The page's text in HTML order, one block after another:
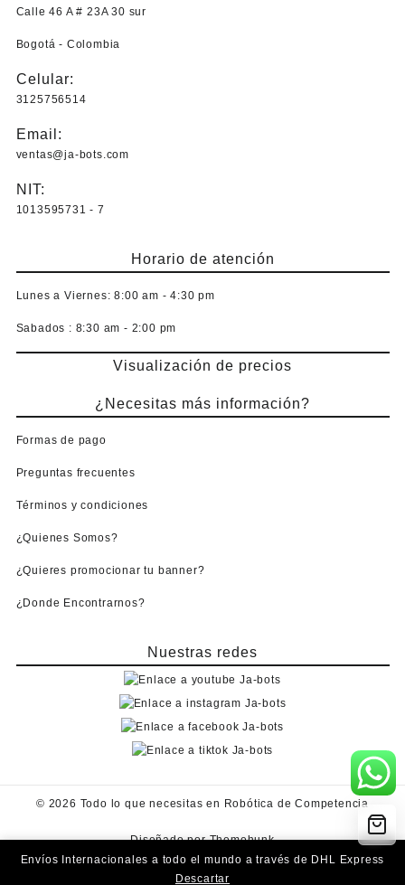
Envíos Internacionales a todo el mundo a través de DHL Express
Descartar
Calle 46 A # 23A 30 sur
Bogotá - Colombia
Celular:
3125756514
Email:
ventas@ja-bots.com
NIT:
1013595731 - 7
Horario de atención
Lunes a Viernes: 8:00 am - 4:30 pm
Sabados : 8:30 am - 2:00 pm
Visualización de precios
¿Necesitas más información?
Formas de pago
Preguntas frecuentes
Términos y condiciones
¿Quienes Somos?
¿Quieres promocionar tu banner?
¿Donde Encontrarnos?
Nuestras redes
© 2026 Todo lo que necesitas en Robótica de Competencia
Diseñado por Themehunk